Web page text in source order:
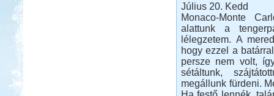
Július 20. Kedd
Monaco-Monte
alattunk a
lélegzetem. A
hogy ezzel a
persze nem volt,
sétáltunk,
megállunk fürdeni.